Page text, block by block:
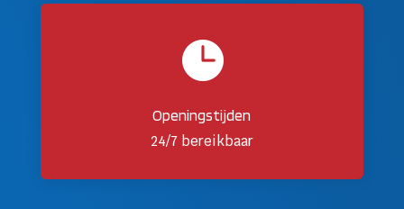

Openingstijden
24/7 bereikbaar